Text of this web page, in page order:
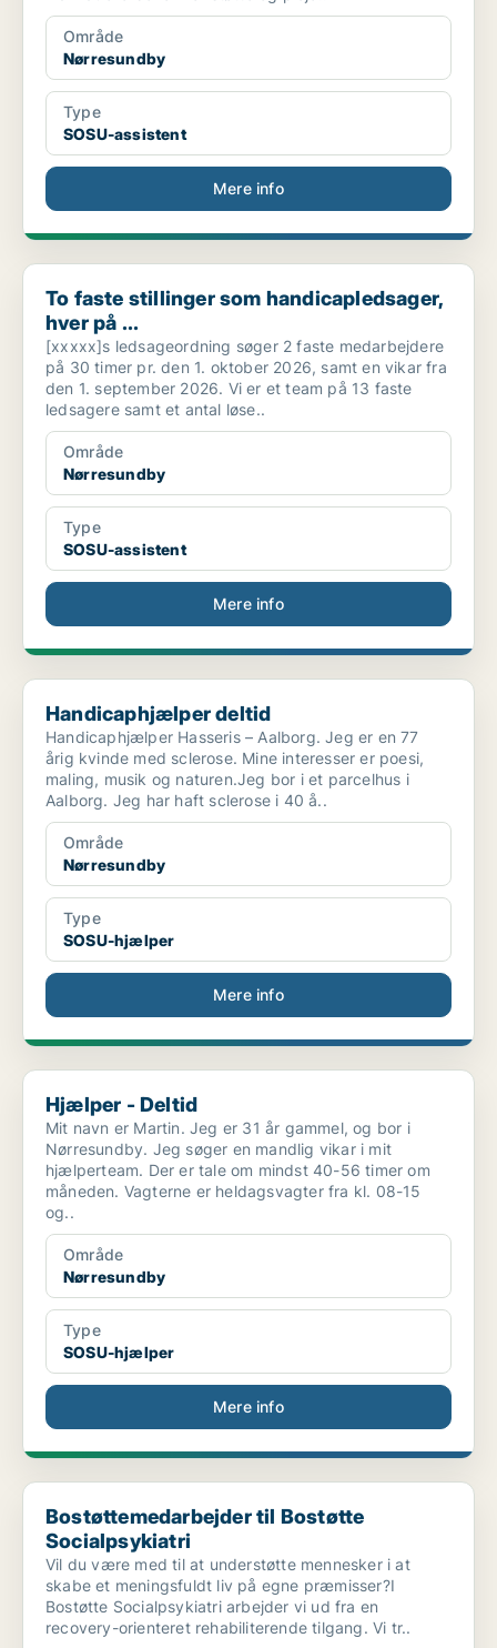
Område
Nørresundby
Type
SOSU-assistent
Mere info
To faste stillinger som handicapledsager, hver på ...
To faste stillinger som handicapledsager,
hver på ...
[xxxxx]s ledsageordning søger 2 faste medarbejdere
på 30 timer pr. den 1. oktober 2026, samt en vikar fra
den 1. september 2026. Vi er et team på 13 faste
ledsagere samt et antal løse..
Område
Nørresundby
Type
SOSU-assistent
Mere info
Handicaphjælper deltid
Handicaphjælper deltid
Handicaphjælper Hasseris – Aalborg. Jeg er en 77
årig kvinde med sclerose. Mine interesser er poesi,
maling, musik og naturen.Jeg bor i et parcelhus i
Aalborg. Jeg har haft sclerose i 40 å..
Område
Nørresundby
Type
SOSU-hjælper
Mere info
Hjælper - Deltid
Hjælper - Deltid
Mit navn er Martin. Jeg er 31 år gammel, og bor i
Nørresundby. Jeg søger en mandlig vikar i mit
hjælperteam. Der er tale om mindst 40-56 timer om
måneden. Vagterne er heldagsvagter fra kl. 08-15
og..
Område
Nørresundby
Type
SOSU-hjælper
Mere info
Bostøttemedarbejder til Bostøtte Socialpsykiatri
Bostøttemedarbejder til Bostøtte
Socialpsykiatri
Vil du være med til at understøtte mennesker i at
skabe et meningsfuldt liv på egne præmisser?I
Bostøtte Socialpsykiatri arbejder vi ud fra en
recovery-orienteret rehabiliterende tilgang. Vi tr..